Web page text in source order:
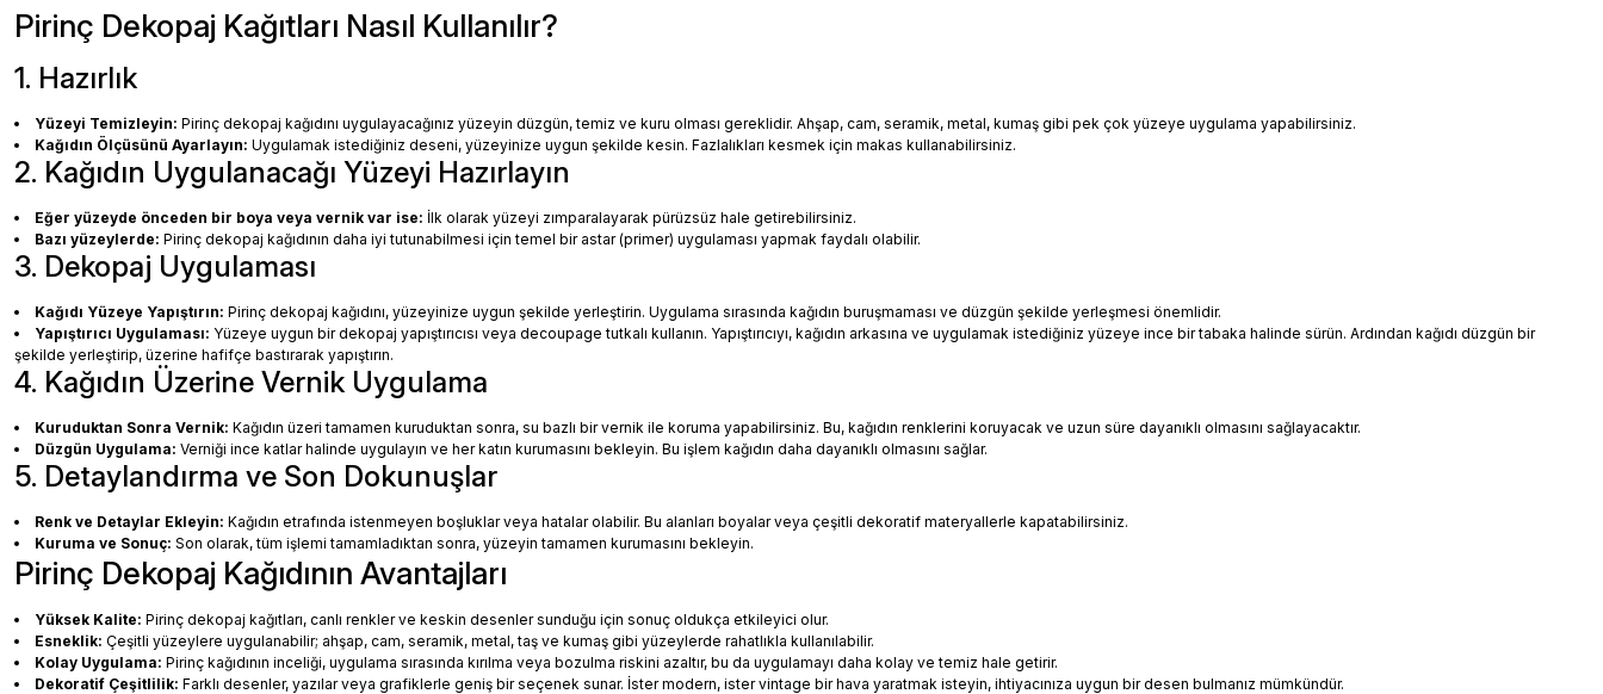
Pirinç Dekopaj Kağıtları Nasıl Kullanılır?
1. Hazırlık
Yüzeyi Temizleyin: Pirinç dekopaj kağıdını uygulayacağınız yüzeyin düzgün, temiz ve kuru olması gereklidir. Ahşap, cam, seramik, metal, kumaş gibi pek çok yüzeye uygulama yapabilirsiniz.
Kağıdın Ölçüsünü Ayarlayın: Uygulamak istediğiniz deseni, yüzeyinize uygun şekilde kesin. Fazlalıkları kesmek için makas kullanabilirsiniz.
2. Kağıdın Uygulanacağı Yüzeyi Hazırlayın
Eğer yüzeyde önceden bir boya veya vernik var ise: İlk olarak yüzeyi zımparalayarak pürüzsüz hale getirebilirsiniz.
Bazı yüzeylerde: Pirinç dekopaj kağıdının daha iyi tutunabilmesi için temel bir astar (primer) uygulaması yapmak faydalı olabilir.
3. Dekopaj Uygulaması
Kağıdı Yüzeye Yapıştırın: Pirinç dekopaj kağıdını, yüzeyinize uygun şekilde yerleştirin. Uygulama sırasında kağıdın buruşmaması ve düzgün şekilde yerleşmesi önemlidir.
Yapıştırıcı Uygulaması: Yüzeye uygun bir dekopaj yapıştırıcısı veya decoupage tutkalı kullanın. Yapıştırıcıyı, kağıdın arkasına ve uygulamak istediğiniz yüzeye ince bir tabaka halinde sürün. Ardından kağıdı düzgün bir
şekilde yerleştirip, üzerine hafifçe bastırarak yapıştırın.
4. Kağıdın Üzerine Vernik Uygulama
Kuruduktan Sonra Vernik: Kağıdın üzeri tamamen kuruduktan sonra, su bazlı bir vernik ile koruma yapabilirsiniz. Bu, kağıdın renklerini koruyacak ve uzun süre dayanıklı olmasını sağlayacaktır.
Düzgün Uygulama: Verniği ince katlar halinde uygulayın ve her katın kurumasını bekleyin. Bu işlem kağıdın daha dayanıklı olmasını sağlar.
5. Detaylandırma ve Son Dokunuşlar
Renk ve Detaylar Ekleyin: Kağıdın etrafında istenmeyen boşluklar veya hatalar olabilir. Bu alanları boyalar veya çeşitli dekoratif materyallerle kapatabilirsiniz.
Kuruma ve Sonuç: Son olarak, tüm işlemi tamamladıktan sonra, yüzeyin tamamen kurumasını bekleyin.
Pirinç Dekopaj Kağıdının Avantajları
Yüksek Kalite: Pirinç dekopaj kağıtları, canlı renkler ve keskin desenler sunduğu için sonuç oldukça etkileyici olur.
Esneklik: Çeşitli yüzeylere uygulanabilir; ahşap, cam, seramik, metal, taş ve kumaş gibi yüzeylerde rahatlıkla kullanılabilir.
Kolay Uygulama: Pirinç kağıdının inceliği, uygulama sırasında kırılma veya bozulma riskini azaltır, bu da uygulamayı daha kolay ve temiz hale getirir.
Dekoratif Çeşitlilik: Farklı desenler, yazılar veya grafiklerle geniş bir seçenek sunar. İster modern, ister vintage bir hava yaratmak isteyin, ihtiyacınıza uygun bir desen bulmanız mümkündür.